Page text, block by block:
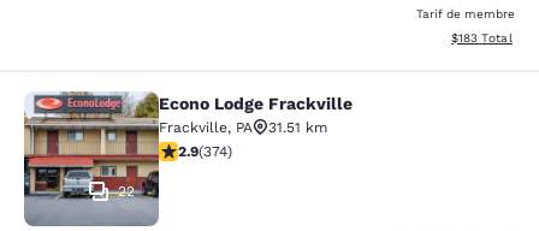
Tarif de membre
Afficher les
$183 Total
Econo Lodge Frackville
22
Econo Lodge Frackville
Frackville, PA
31.51 km
2.86 étoiles. Moyen. 374 commentaires
2.9(374)